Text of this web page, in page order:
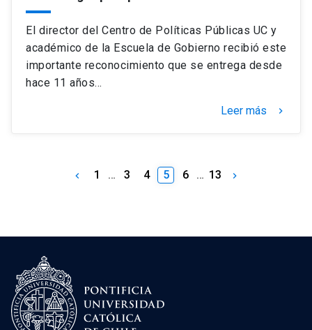
El director del Centro de Políticas Públicas UC y
académico de la Escuela de Gobierno recibió este
importante reconocimiento que se entrega desde
hace 11 años…
Leer más keyboard_arrow_right
keyboard_arrow_left 1 … 3 4 5 6 … 13 keyboard_arrow_right